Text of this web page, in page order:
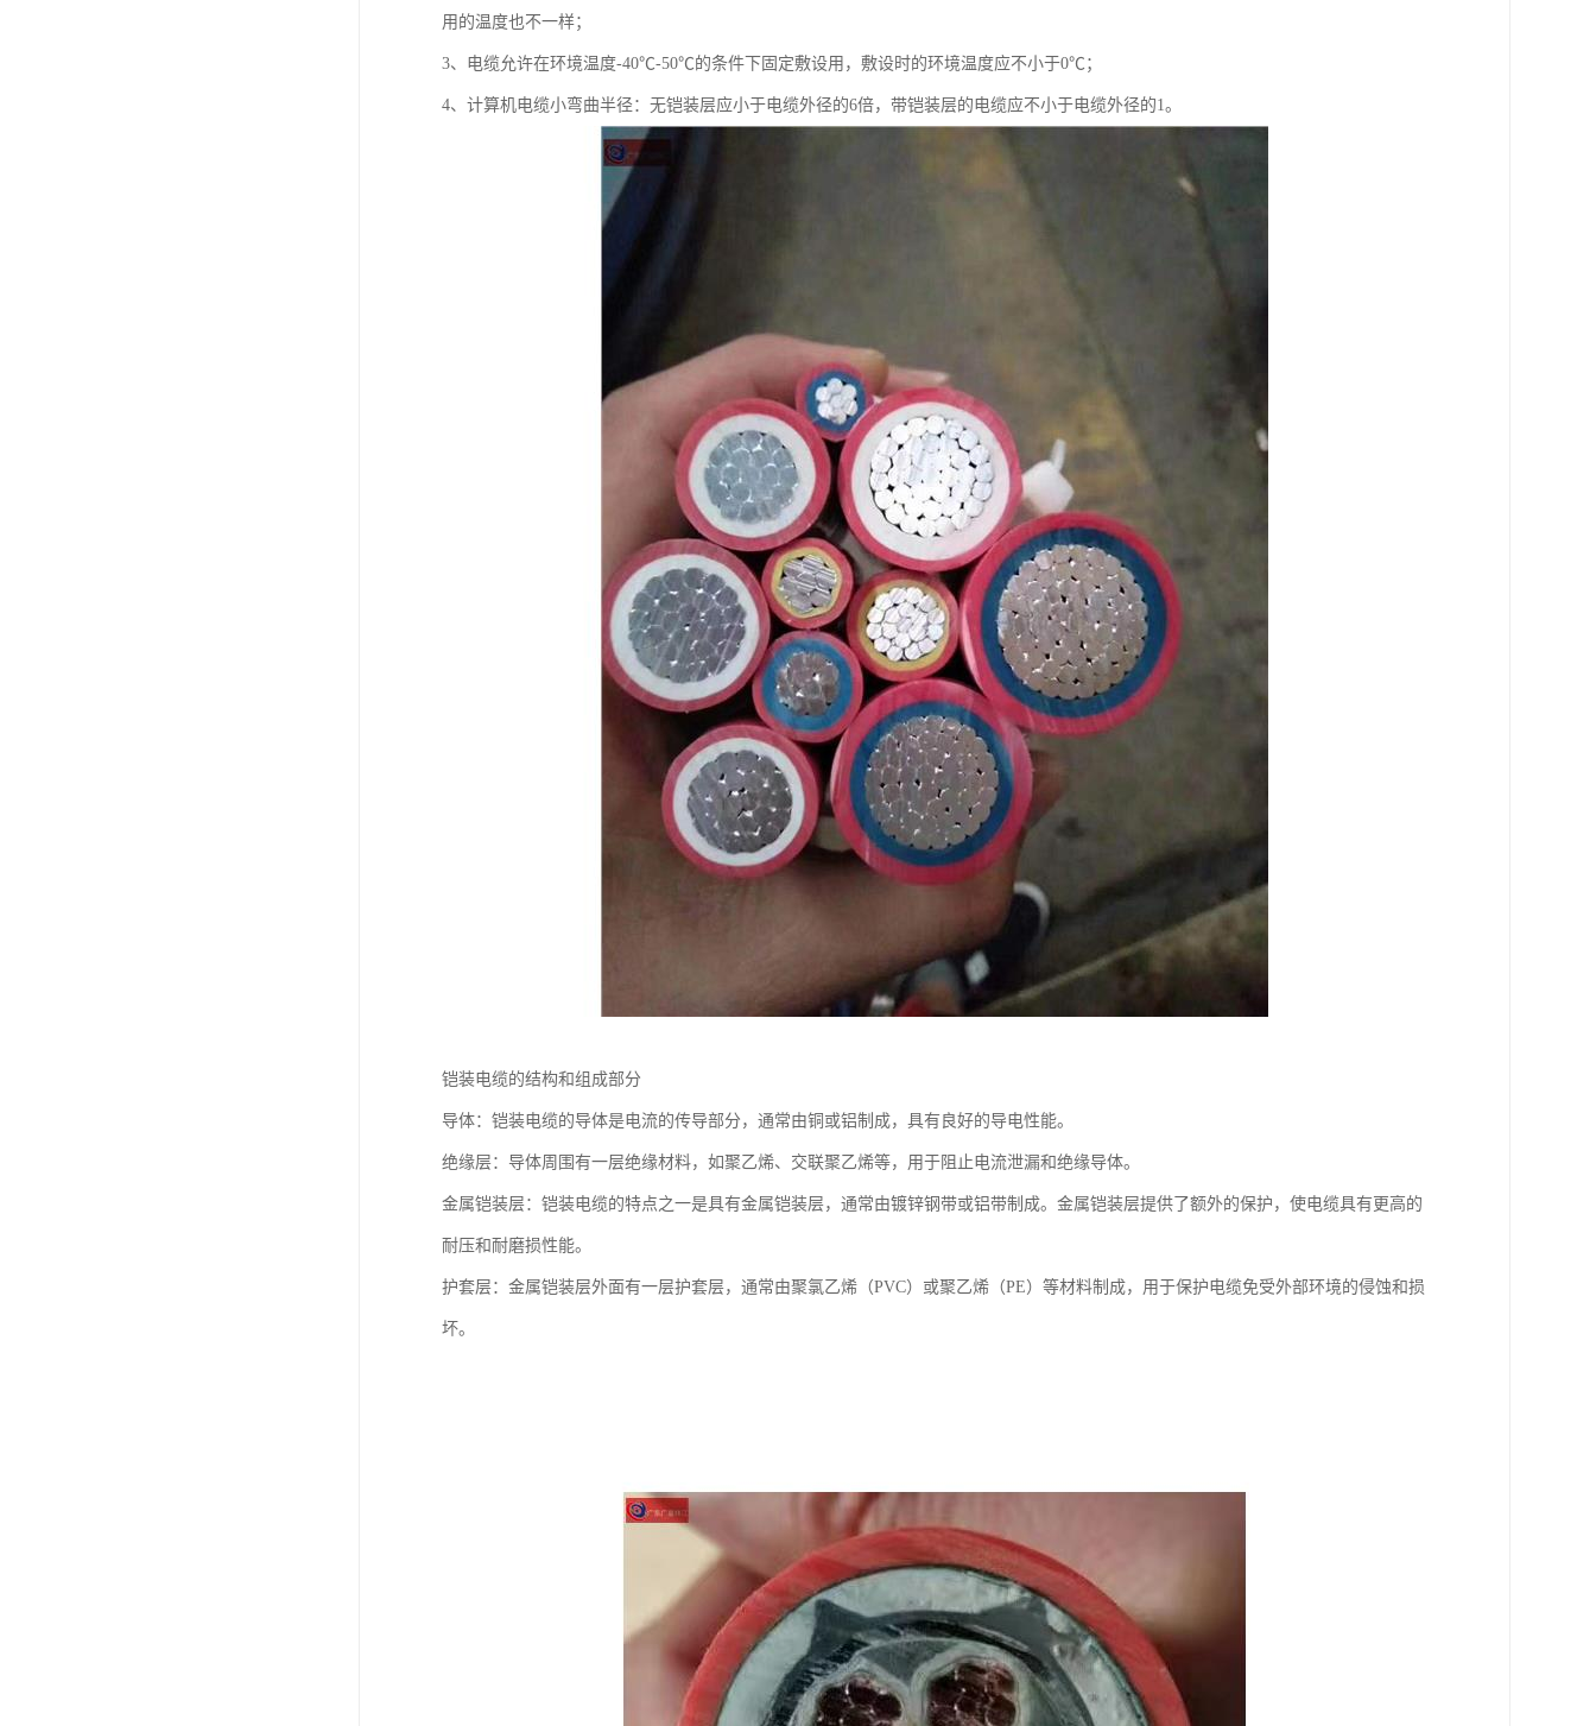
用的温度也不一样；
3、电缆允许在环境温度-40℃-50℃的条件下固定敷设用，敷设时的环境温度应不小于0℃；
4、计算机电缆小弯曲半径：无铠装层应小于电缆外径的6倍，带铠装层的电缆应不小于电缆外径的1。
铠装电缆的结构和组成部分
导体：铠装电缆的导体是电流的传导部分，通常由铜或铝制成，具有良好的导电性能。
绝缘层：导体周围有一层绝缘材料，如聚乙烯、交联聚乙烯等，用于阻止电流泄漏和绝缘导体。
金属铠装层：铠装电缆的特点之一是具有金属铠装层，通常由镀锌钢带或铝带制成。金属铠装层提供了额外的保护，使电缆具有更高的
耐压和耐磨损性能。
护套层：金属铠装层外面有一层护套层，通常由聚氯乙烯（PVC）或聚乙烯（PE）等材料制成，用于保护电缆免受外部环境的侵蚀和损
坏。